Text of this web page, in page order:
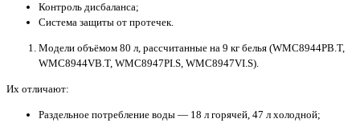
Контроль дисбаланса;
Система защиты от протечек.
Модели объёмом 80 л, рассчитанные на 9 кг белья (WMC8944PB.T,
WMC8944VB.T, WMC8947PI.S, WMC8947VI.S).
Их отличают:
Раздельное потребление воды — 18 л горячей, 47 л холодной;